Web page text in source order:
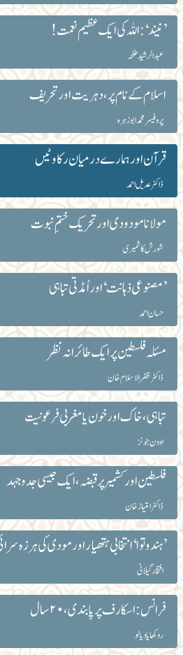
’نیند‘:اللہ کی ایک عظیم نعمت!
عبدالرشید طلحہ
اسلام کے نام پر، دہریت اور تحریف
پروفیسر محمد ابوزہرہ
قرآن اور ہمارے درمیان رکاوٹیں
ڈاکٹر عدیل احمد
مولانا مودودی اور تحریک ختمِ نبوت
شورش کاشمیری
’مصنوعی ذہانت‘ اور اُمڈتی تباہی
حسان احمد
مسئلہ فلسطین پر ایک طائرانہ نظر
ڈاکٹر ظفرالاسلام خان
تباہی، خاک اور خون یا مغربی فرعونیت
اوون جونز
فلسطین اور کشمیر پر قبضہ، ایک جیسی جدوجہد
ڈاکٹر امتیاز خان
’ہندوتوا‘ انتخابی ہتھیار اور مودی کی ہرزہ
افتخار گیلانی
فرانس: اسکارف پر پابندی، ۲۰ سال
روکھایا دیالو